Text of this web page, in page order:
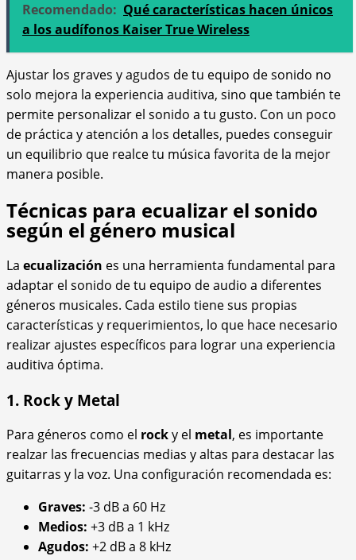
Recomendado: Qué características hacen únicos
a los audífonos Kaiser True Wireless
Ajustar los graves y agudos de tu equipo de sonido no
solo mejora la experiencia auditiva, sino que también te
permite personalizar el sonido a tu gusto. Con un poco
de práctica y atención a los detalles, puedes conseguir
un equilibrio que realce tu música favorita de la mejor
manera posible.
Técnicas para ecualizar el sonido
según el género musical
La ecualización es una herramienta fundamental para
adaptar el sonido de tu equipo de audio a diferentes
géneros musicales. Cada estilo tiene sus propias
características y requerimientos, lo que hace necesario
realizar ajustes específicos para lograr una experiencia
auditiva óptima.
1. Rock y Metal
Para géneros como el rocky el metal, es importante
realzar las frecuencias medias y altas para destacar las
guitarras y la voz. Una configuración recomendada es:
Graves: -3 dB a 60 Hz
Medios: +3 dB a 1 kHz
Agudos: +2 dB a 8 kHz